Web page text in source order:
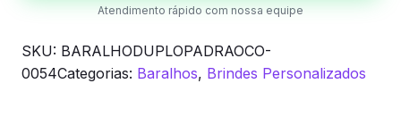
Baralho
Azul
Atendimento rápido com nossa equipe
SKU: BARALHODUPLOPADRAOCO-
0054Categorias: Baralhos, Brindes Personalizados